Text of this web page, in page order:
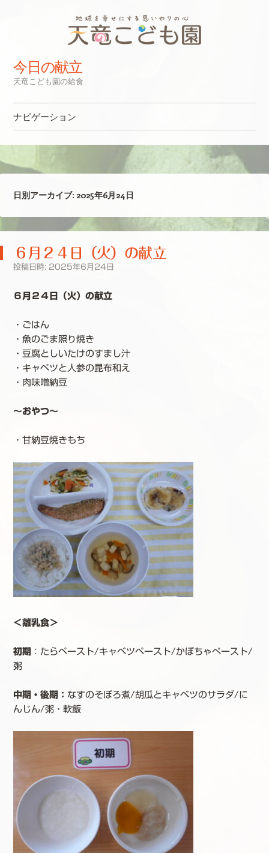
今日の献立
天竜こども園の給食
ナビゲーション
日別アーカイブ: 2025年6月24日
６月２４日（火）の献立
投稿日時: 2025年6月24日
６月２４日（火）の献立
・ごはん
・魚のごま照り焼き
・豆腐としいたけのすまし汁
・キャベツと人参の昆布和え
・肉味噌納豆
～おやつ～
・甘納豆焼きもち
＜離乳食＞
初期 ：たらペースト/キャベツペースト/かぼちゃぺースト/
粥
中期・後期： なすのそぼろ煮/胡瓜とキャベツのサラダ/に
んじん/粥・軟飯